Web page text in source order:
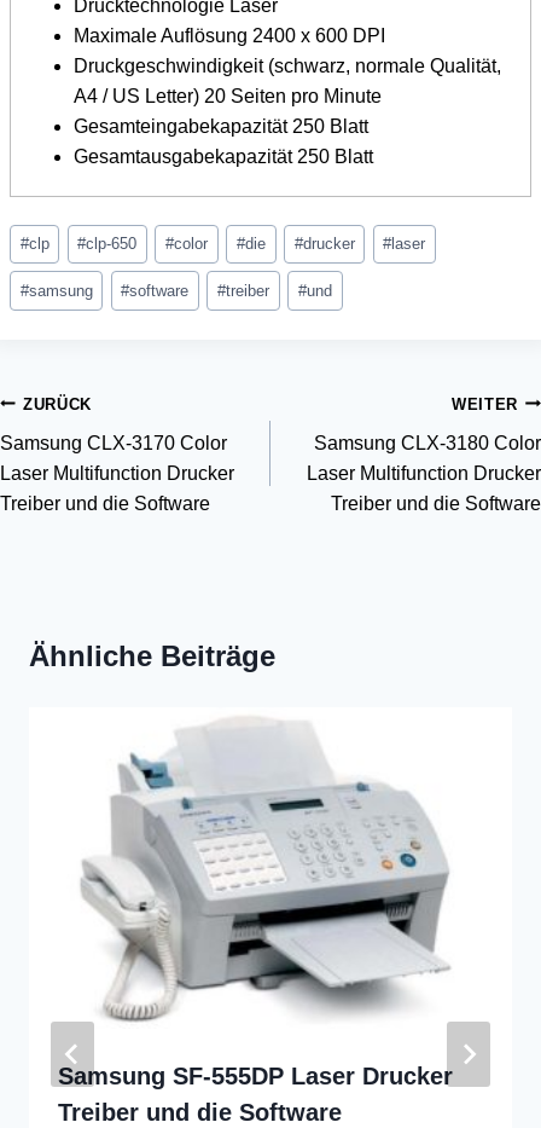
Drucktechnologie Laser
Maximale Auflösung 2400 x 600 DPI
Druckgeschwindigkeit (schwarz, normale Qualität,
A4 / US Letter) 20 Seiten pro Minute
Gesamteingabekapazität 250 Blatt
Gesamtausgabekapazität 250 Blatt
Schlagworte:
#clp #clp-650 #color #die #drucker #laser
#samsung #software #treiber #und
Beitragsnavigation
ZURÜCK
Samsung CLX-3170 Color
Laser Multifunction Drucker
Treiber und die Software
WEITER
Samsung CLX-3180 Color
Laser Multifunction Drucker
Treiber und die Software
Ähnliche Beiträge
Samsung SF-555DP Laser Drucker
Treiber und die Software